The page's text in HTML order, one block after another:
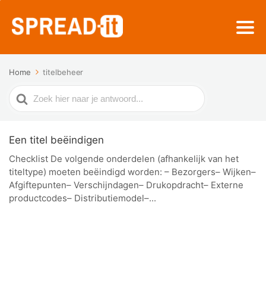
Home titelbeheer
Zoek
naar
Een titel beëindigen
Checklist De volgende onderdelen (afhankelijk van het
titeltype) moeten beëindigd worden: – Bezorgers– Wijken–
Afgiftepunten– Verschijndagen– Drukopdracht– Externe
productcodes– Distributiemodel–...